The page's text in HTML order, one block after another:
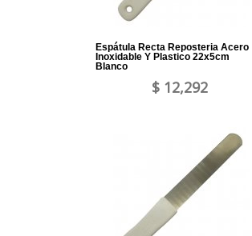
Espátula Recta Reposteria Acero
Inoxidable Y Plastico 22x5cm
Blanco
$ 12,292